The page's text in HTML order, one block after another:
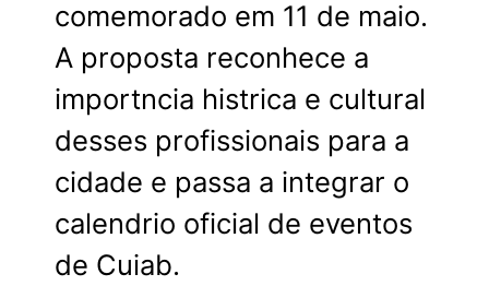
comemorado em 11 de maio.
A proposta reconhece a
importncia histrica e cultural
desses profissionais para a
cidade e passa a integrar o
calendrio oficial de eventos
de Cuiab.